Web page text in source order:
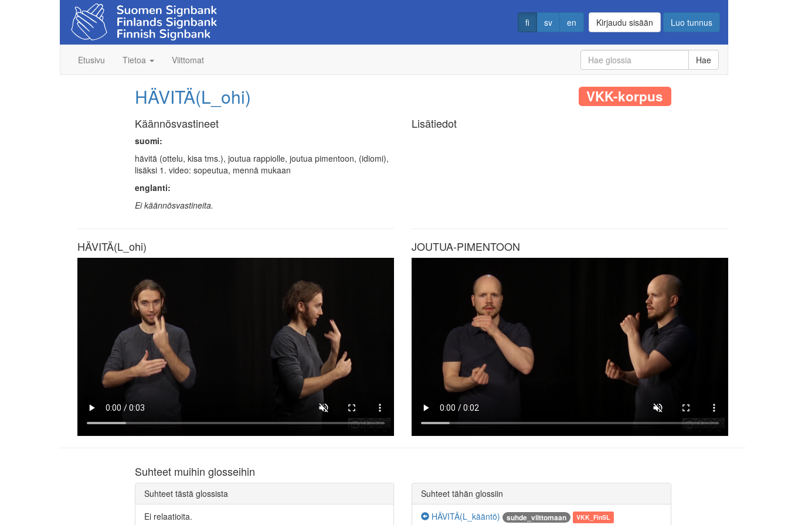
fi sv en Kirjaudu sisään Luo tunnus
Etusivu Tietoa Viittomat Hae
HÄVITÄ(L_ohi) VKK-korpus
Käännösvastineet
suomi:
hävitä (ottelu, kisa tms.), joutua rappiolle, joutua pimentoon, (idiomi),
lisäksi 1. video: sopeutua, mennä mukaan
englanti:
Ei käännösvastineita.
Lisätiedot
HÄVITÄ(L_ohi) JOUTUA-PIMENTOON
Suhteet muihin glosseihin
Suhteet tästä glossista
Ei relaatioita.
Suhteet tähän glossiin
HÄVITÄ(L_kääntö)
suhde_viittomaan VKK_FinSL